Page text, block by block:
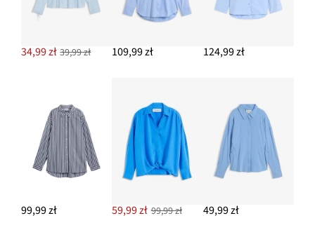
Spodnie z imitacji skóry punto di roma
34,99 zł 39,99 zł 109,99 zł 124,99 zł
99,99 zł 59,99 zł 99,99 zł 49,99 zł